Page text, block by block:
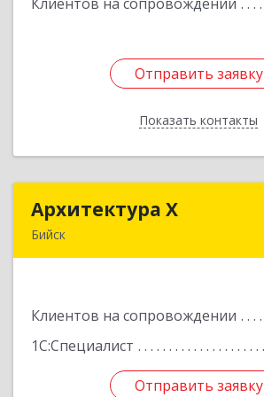
Отправить заявку
Показать контакты
Отправить заявку
Назад
Архитектура Х
Бийск
Клиентов на сопровождении
1С:Специалист
Отправить заявку
Отправить заявку